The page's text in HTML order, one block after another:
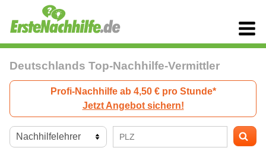
Deutschlands Top-Nachhilfe-Vermittler
Profi-Nachhilfe ab 4,50 € pro Stunde*
Jetzt Angebot sichern!